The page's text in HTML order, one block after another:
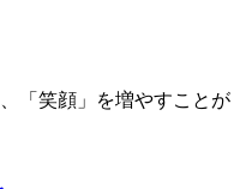
「笑顔」を増やすことが